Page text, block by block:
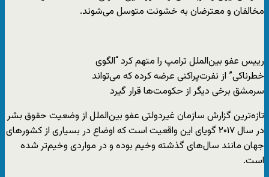
مخالفان و معترضان به خشونت متوسل می‌شوند.
رییس عفو بین‌الملل ترامپ را متهم کرد “الگوی
خطرناکی” از نفرت‌پراکنی عرضه کرده که می‌تواند
سرمشق برخی دیگر از حکومت‌ها قرار گیرد
تازه‌ترین گزارش سازمان غیردولتی عفو بین‌الملل از وضعیت حقوق بشر
در سال ۲۰۱۷ گویای این واقعیت است که اوضاع در بسیاری از کشورهای
جهان مانند سال‌های گذشته وخیم بوده و در مواردی وخیم‌تر شده
است.